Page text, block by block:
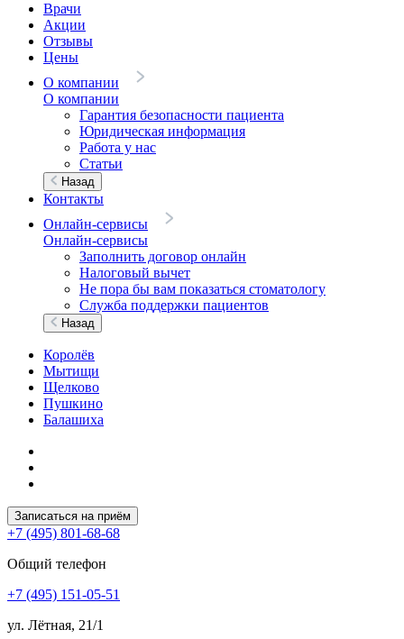
Врачи
Акции
Отзывы
Цены
О компании
О компании
Гарантия безопасности пациента
Юридическая информация
Работа у нас
Статьи
Назад
Контакты
Онлайн-сервисы
Онлайн-сервисы
Заполнить договор онлайн
Налоговый вычет
Не пора бы вам показаться стоматологу
Служба поддержки пациентов
Назад
Королёв
Мытищи
Щелково
Пушкино
Балашиха
Записаться на приём
+7 (495) 801-68-68
Общий телефон
+7 (495) 151-05-51
ул. Лётная, 21/1